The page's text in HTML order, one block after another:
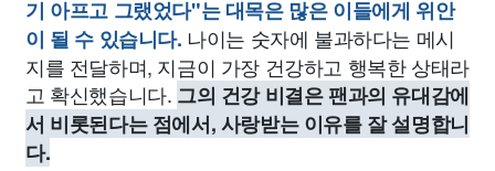
기 아프고 그랬었다"는 대목은 많은 이들에게 위안
이 될 수 있습니다. 나이는 숫자에 불과하다는 메시
지를 전달하며, 지금이 가장 건강하고 행복한 상태라
고 확신했습니다. 그의 건강 비결은 팬과의 유대감에
서 비롯된다는 점에서, 사랑받는 이유를 잘 설명합니
다.